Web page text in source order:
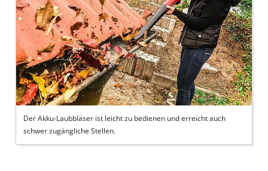
Der Akku-Laubbläser ist leicht zu bedienen und erreicht auch
schwer zugängliche Stellen.